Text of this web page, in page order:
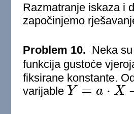
Razmatranje iskaza i
započinjemo
Problem 10. Neka
funkcija gustoće
fiksirane konstante.
varijable Y = a ⋅ X
Y= X+b